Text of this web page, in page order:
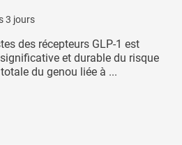
3 jours
des récepteurs GLP-1 est
et durable du risque
du genou liée à ...